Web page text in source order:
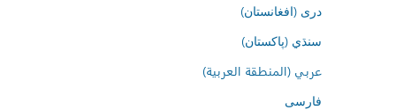
درى (افغانستان)
سنڌي (پاکستان)
عربي (المنطقة العربية)
فارسى